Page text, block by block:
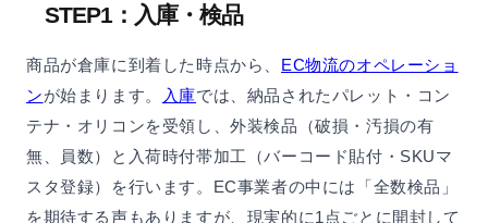
STEP1：入庫・検品
商品が倉庫に到着した時点から、 EC物流のオペレーショ
ンが始まります。 入庫では、納品されたパレット・コン
テナ・オリコンを受領し、外装検品（破損・汚損の有
無、員数）と入荷時付帯加工（バーコード貼付・SKUマ
スタ登録）を行います。EC事業者の中には「全数検品」
を期待する声もありますが、現実的に1点ごとに開封して